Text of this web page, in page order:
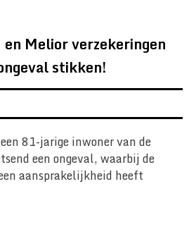
Melior verzekeringen
stikken!
81-jarige inwoner van de
een ongeval, waarbij de
aansprakelijkheid heeft